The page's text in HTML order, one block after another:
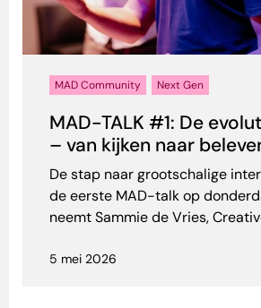
MAD Community Next Gen
MAD-TALK #1: De
– van kijken naar
De stap naar grootschalige
de eerste MAD-talk op
neemt Sammie de Vries,
5 mei 2026